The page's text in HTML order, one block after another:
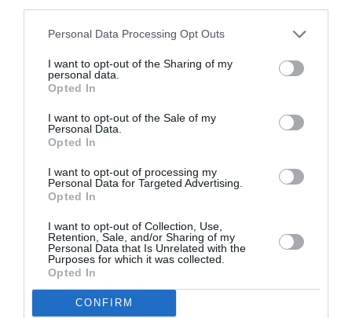
Personal Data Processing Opt Outs
I want to opt-out of the Sharing of my
personal data.
Opted In
I want to opt-out of the Sale of my
Personal Data.
Opted In
I want to opt-out of processing my
Personal Data for Targeted Advertising.
Opted In
I want to opt-out of Collection, Use,
Retention, Sale, and/or Sharing of my
Personal Data that Is Unrelated with the
Purposes for which it was collected.
Opted In
CONFIRM
ΕΚΔΟΣΕΙΣ ΨΥΧΟΓΙΟΣ ΧΑΡΟΥΚΙ ΜΟΥΡΑΚΑΜΙ
Newsletter
Κάθε βδομάδα στο e-mail σας τα τελευταία νέα για
την Τέχνη και τον Πολιτισμό!
Σχετικά Άρθρα